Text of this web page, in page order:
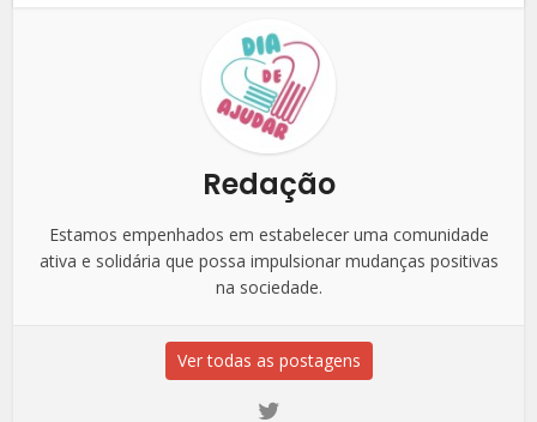
Redação
Estamos empenhados em estabelecer uma comunidade
ativa e solidária que possa impulsionar mudanças positivas
na sociedade.
Ver todas as postagens